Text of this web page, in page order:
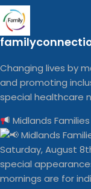
Changing lives by
and promoting
special healthcare
Midlands Families